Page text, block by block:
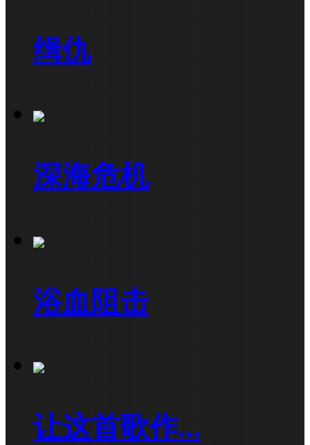
缉仇
深海危机
浴血阻击
让这首歌作...